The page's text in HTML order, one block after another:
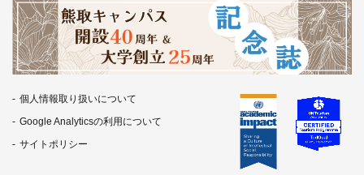
個人情報取り扱いについて
Google Analyticsの利用について
サイトポリシー